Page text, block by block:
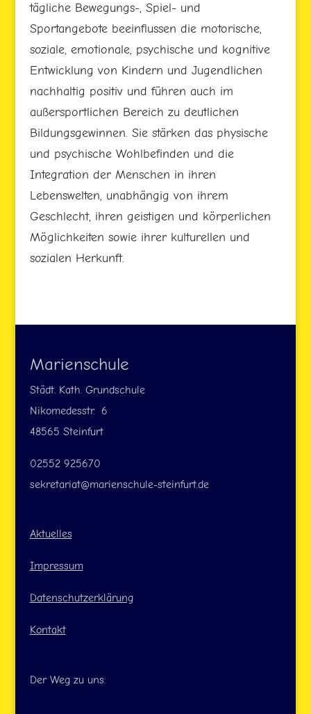
tägliche Bewegungs-, Spiel- und
Sportangebote beeinflussen die motorische,
soziale, emotionale, psychische und kognitive
Entwicklung von Kindern und Jugendlichen
nachhaltig positiv und führen auch im
außersportlichen Bereich zu deutlichen
Bildungsgewinnen. Sie stärken das physische
und psychische Wohlbefinden und die
Integration der Menschen in ihren
Lebenswelten, unabhängig von ihrem
Geschlecht, ihren geistigen und körperlichen
Möglichkeiten sowie ihrer kulturellen und
sozialen Herkunft.
Marienschule
Städt. Kath. Grundschule
Nikomedesstr. 6
48565 Steinfurt
02552 925670
sekretariat@marienschule-steinfurt.de
Aktuelles
Impressum
Datenschutzerklärung
Kontakt
Der Weg zu uns: